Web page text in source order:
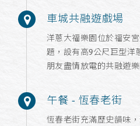
車城共融遊戲場
洋蔥大福樂園位於福安
題，設有高9公尺巨型洋
朋友盡情放電的共融遊
午餐 - 恆春老街
恆春老街充滿歷史韻味